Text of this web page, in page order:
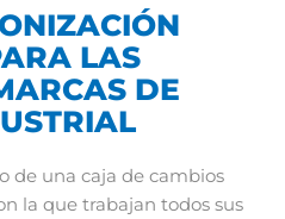
LAS
DE
de una caja de cambios
la que trabajan todos sus